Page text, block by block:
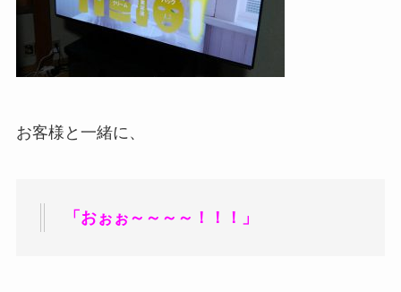
お客様と一緒に、
「おぉぉ～～～～！！！」